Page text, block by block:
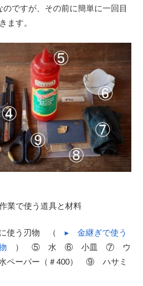
ですが、その前に簡単に一回目
ます。
業で使う道具と材料
使う刃物 （ ▸ 金継ぎで使う
） ⑤ 水 ⑥ 小皿 ⑦ ウ
ーパー（＃400） ⑨ ハサミ